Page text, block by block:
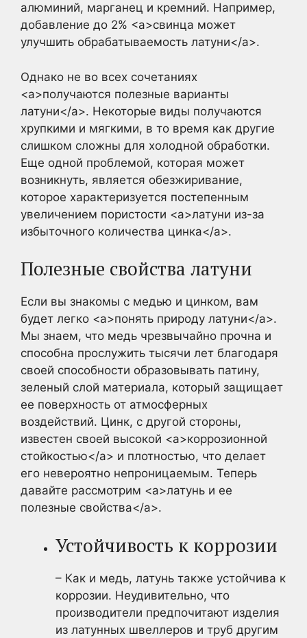
алюминий, марганец и кремний. Например,
добавление до 2% <a>свинца может
улучшить обрабатываемость латуни</a>.
Однако не во всех сочетаниях
<a>получаются полезные варианты
латуни</a>. Некоторые виды получаются
хрупкими и мягкими, в то время как другие
слишком сложны для холодной обработки.
Еще одной проблемой, которая может
возникнуть, является обезжиривание,
которое характеризуется постепенным
увеличением пористости <a>латуни из-за
избыточного количества цинка</a>.
Полезные свойства латуни
Если вы знакомы с медью и цинком, вам
будет легко <a>понять природу латуни</a>.
Мы знаем, что медь чрезвычайно прочна и
способна прослужить тысячи лет благодаря
своей способности образовывать патину,
зеленый слой материала, который защищает
ее поверхность от атмосферных
воздействий. Цинк, с другой стороны,
известен своей высокой <a>коррозионной
стойкостью</a> и плотностью, что делает
его невероятно непроницаемым. Теперь
давайте рассмотрим <a>латунь и ее
полезные свойства</a>.
Устойчивость к коррозии
– Как и медь, латунь также устойчива к
коррозии. Неудивительно, что
производители предпочитают изделия
из латунных швеллеров и труб другим